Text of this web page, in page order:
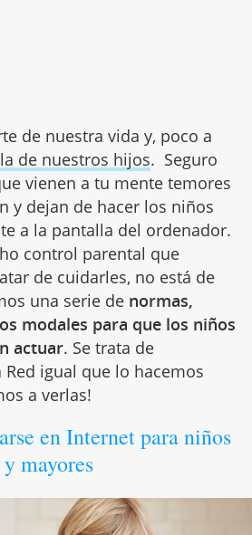
de nuestra vida y, poco a
de nuestros hijos. Seguro
vienen a tu mente temores
y dejan de hacer los niños
a la pantalla del ordenador.
control parental que
de cuidarles, no está de
una serie de normas,
modales para que los niños
actuar. Se trata de
igual que lo hacemos
a verlas!
en Internet para niños
y mayores